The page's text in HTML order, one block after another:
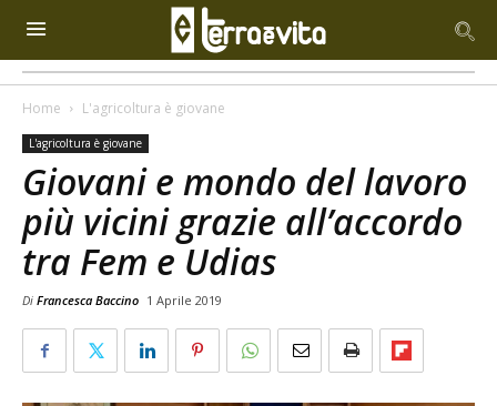
Home L'agricoltura è giovane
L'agricoltura è giovane
Giovani e mondo del lavoro
più vicini grazie all’accordo
tra Fem e Udias
Di Francesca Baccino 1 Aprile 2019